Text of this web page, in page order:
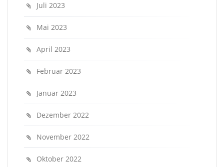
Juli 2023
Mai 2023
April 2023
Februar 2023
Januar 2023
Dezember 2022
November 2022
Oktober 2022